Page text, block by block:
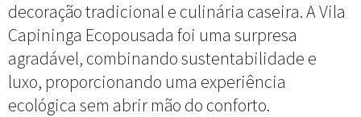
decoração tradicional e culinária caseira. A Vila
Capininga Ecopousada foi uma surpresa
agradável, combinando sustentabilidade e
luxo, proporcionando uma experiência
ecológica sem abrir mão do conforto.